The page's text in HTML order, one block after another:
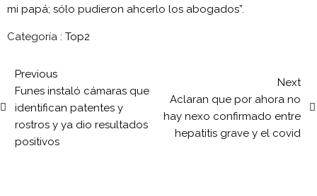
mi papá; sólo pudieron ahcerlo los abogados”.
Categoría : Top2
Previous
Funes instaló cámaras que
identifican patentes y
rostros y ya dio resultados
positivos
Next
Aclaran que por ahora no
hay nexo confirmado entre
hepatitis grave y el covid